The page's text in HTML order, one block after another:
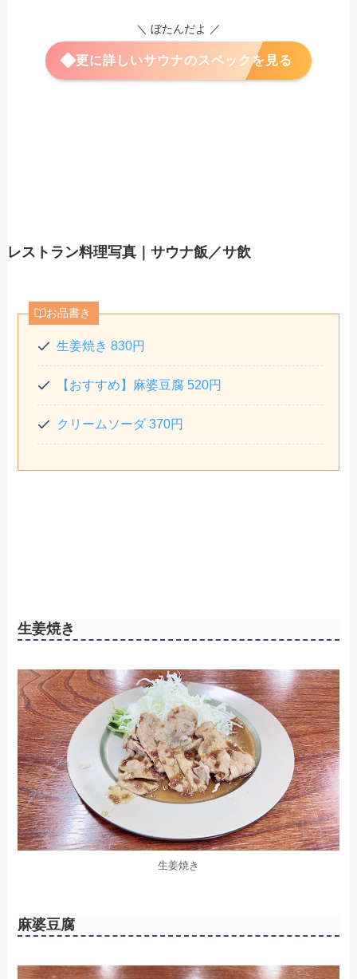
＼ ぼたんだよ ／
更に詳しいサウナのスペックを見る
レストラン料理写真｜サウナ飯／サ飲
お品書き
生姜焼き 830円
【おすすめ】麻婆豆腐 520円
クリームソーダ 370円
生姜焼き
生姜焼き
麻婆豆腐